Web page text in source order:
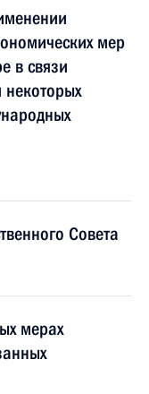
мер
в связи
некоторых
Совета
мерах